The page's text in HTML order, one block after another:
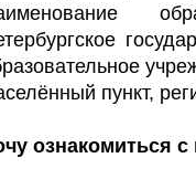
пункт,
ознакомиться с